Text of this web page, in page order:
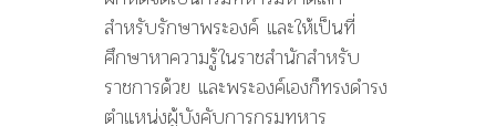
สำหรับรักษาพระองค์ และให้เป็นที่
ศึกษาหาความรู้ในราชสำนักสำหรับ
ราชการด้วย และพระองค์เองก็ทรงดำรง
ตำแหน่งผู้บังคับการกรมทหาร